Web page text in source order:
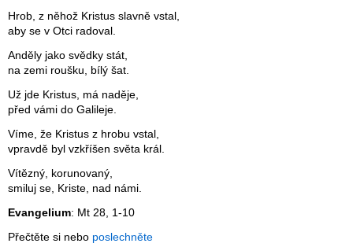
Hrob, z něhož Kristus slavně vstal,
aby se v Otci radoval.
Anděly jako svědky stát,
na zemi roušku, bílý šat.
Už jde Kristus, má naděje,
před vámi do Galileje.
Víme, že Kristus z hrobu vstal,
vpravdě byl vzkříšen světa král.
Vítězný, korunovaný,
smiluj se, Kriste, nad námi.
Evangelium: Mt 28, 1-10
Přečtěte si nebo poslechněte